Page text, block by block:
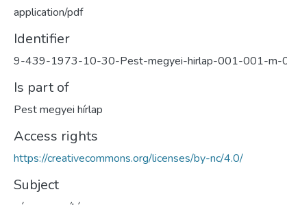
application/pdf
Identifier
9-439-1973-10-30-Pest-megyei-hirlap-001-001-m-
Is part of
Pest megyei hírlap
Access rights
https://creativecommons.org/licenses/by-nc/4.0/
Subject